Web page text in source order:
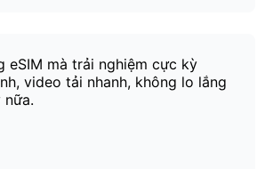
eSIM mà trải nghiệm cực kỳ
video tải nhanh, không lo lắng
nữa.